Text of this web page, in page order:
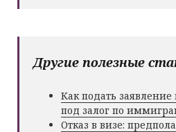
Другие полезные
Как подать
под залог по
Отказ в визе: